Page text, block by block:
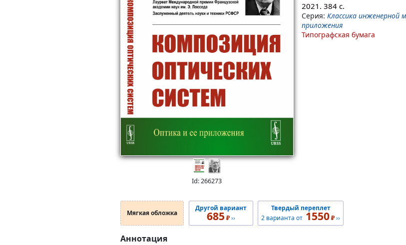
Id: 266273
2021. 384с.
Серия: Классика инженерной
приложения
Типографская бумага
Мягкая обложка
Другой вариант
685 ₽››
Твердый переплет
2 варианта от 1550₽››
Аннотация